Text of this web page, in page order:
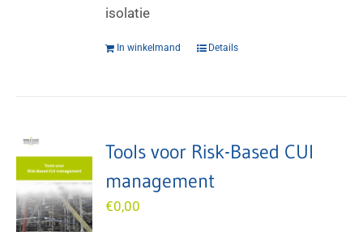
isolatie
In winkelmand Details
Tools voor Risk-Based CUI
management
€0,00